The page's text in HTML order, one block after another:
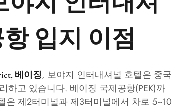
입지 이점
베이징, 보야지 인터내셔널 호텔은 중국
하고 있습니다. 베이징 국제공항(PEK)까
제2터미널과 제3터미널에서 차로 5~10